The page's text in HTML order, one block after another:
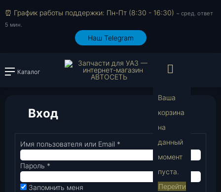
⏰ График работы поддержки: Пн-Пт (8:30 - 16:30) ~ сред. ответ
5 мин.
Наш Telegram
Каталог Войти или
Ваша
корзина
на
данный
момент
пуста.
Перейти
Вход
Имя пользователя или Email * Обязательно
Пароль *
Запомнить меня